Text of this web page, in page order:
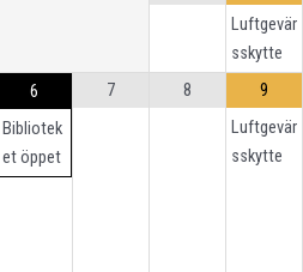
Luftgevär
sskytte
6
Bibliotek
et öppet
7 8
9
Luftgevär
sskytte